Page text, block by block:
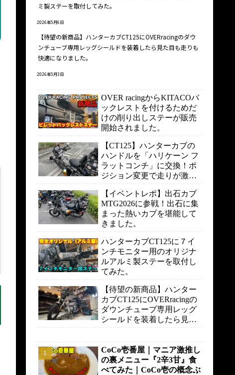
ミ製ステーを取付してみた。
2026年5月6日
【待望の新商品】ハンターカブCT125にOVERracingのダウ
ンチューブ専用レッグシールドを装着したら見た目も走りも
快適になりました。
2026年5月3日
OVER racingからKITACOバ
ックレストを付けるためだ
けの削り出しステーが販売
開始されました。
【CT125】ハンターカブの
ハンドルを「ハリケーン フ
ラットコンチ」に交換！ポ
ジション変更で走りが激変
【イベントレポ】出石カブ
MTG2026に参戦！出石に集
まった熱いカブを堪能して
きました。
ハンターカブCT125に７イ
ンチモニター用のオリジナ
ルアルミ製ステーを取付し
てみた。
【待望の新商品】ハンター
カブCT125にOVERracingの
ダウンチューブ専用レッグ
シールドを装着したら見た
CoCo壱番屋｜マニア激推し
の裏メニュー『2辛3甘』食
べてみた｜CoCo壱の概念ぶ